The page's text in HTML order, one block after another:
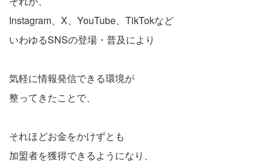
Instagram、X、YouTube、TikTokなど
いわゆるSNSの登場・普及により
気軽に情報発信できる環境が
整ってきたことで、
それほどお金をかけずとも
加盟者を獲得できるようになり、